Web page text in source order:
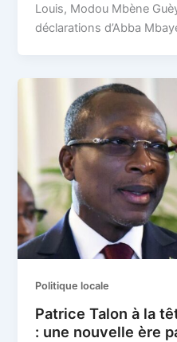
Louis, Modou Mbène
déclarations d’Abba
Politique locale
Patrice Talon à la
: une nouvelle ère